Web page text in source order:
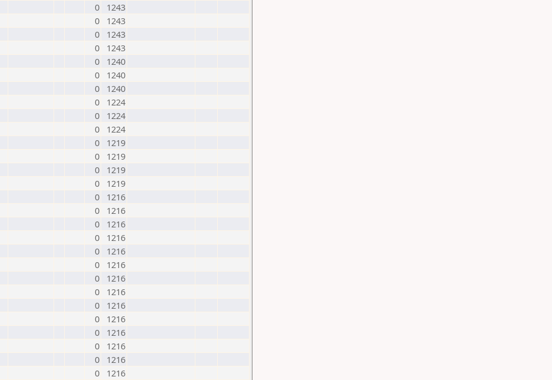
0
1243
0
1243
0
1243
0
1243
0
1240
0
1240
0
1240
0
1224
0
1224
0
1224
0
1219
0
1219
0
1219
0
1219
0
1216
0
1216
0
1216
0
1216
0
1216
0
1216
0
1216
0
1216
0
1216
0
1216
0
1216
0
1216
0
1216
0
1216